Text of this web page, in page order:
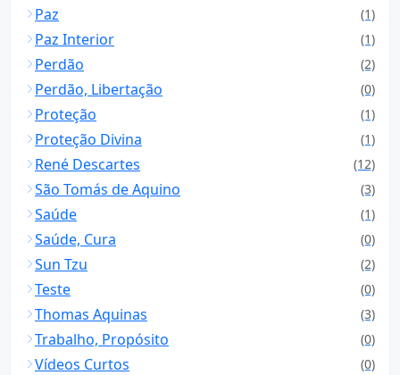
Paz (1)
Paz Interior (1)
Perdão (2)
Perdão, Libertação (0)
Proteção (1)
Proteção Divina (1)
René Descartes (12)
São Tomás de Aquino (3)
Saúde (1)
Saúde, Cura (0)
Sun Tzu (2)
Teste (0)
Thomas Aquinas (3)
Trabalho, Propósito (0)
Vídeos Curtos (0)